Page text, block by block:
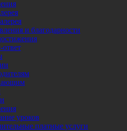
и благодарности
уроков
платные услуги